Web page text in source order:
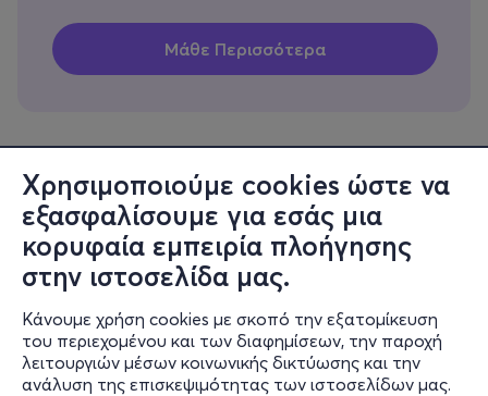
Χρησιμοποιούμε cookies ώστε να
εξασφαλίσουμε για εσάς μια
κορυφαία εμπειρία πλοήγησης
στην ιστοσελίδα μας.
Κάνουμε χρήση cookies με σκοπό την εξατομίκευση
του περιεχομένου και των διαφημίσεων, την παροχή
λειτουργιών μέσων κοινωνικής δικτύωσης και την
ανάλυση της επισκεψιμότητας των ιστοσελίδων μας.
Πληροφορίες
Υποστήριξη
Stay Connected